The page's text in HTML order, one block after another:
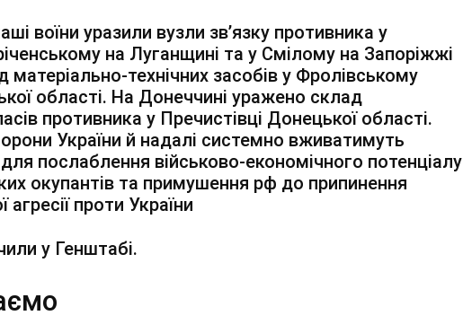
воїни уразили вузли зв’язку противника у
на Луганщині та у Смілому на Запоріжжі
матеріально-технічних засобів у Фролівському
області. На Донеччині уражено склад
противника у Пречистівці Донецької області.
України й надалі системно вживатимуть
для послаблення військово-економічного потенціалу
окупантів та примушення рф до припинення
агресії проти України
у Генштабі.